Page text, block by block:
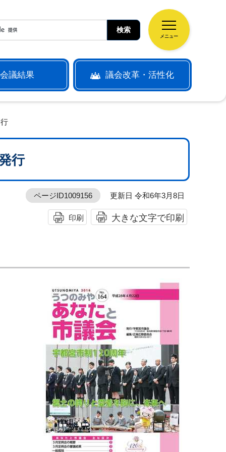
メニュー
会議結果 議会改革・活性化
行
ページID1009156 更新日 令和6年3月8日
印刷 大きな文字で印刷